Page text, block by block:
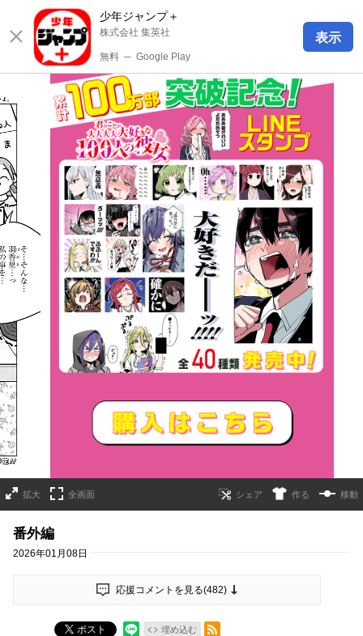
少年ジャンプ＋
株式会社 集英社
無料 ─ Google Play
表示
詳細ページへのリンク
拡大 全画面 作る 移動
番外編
2026年01月08日
応援コメントを見る(482)
ポスト 埋め込む
RSSフィード